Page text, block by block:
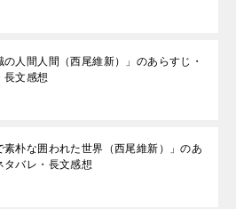
の人間人間（西尾維新）」のあらすじ・
長文感想
素朴な囲われた世界（西尾維新）」のあ
タバレ・長文感想